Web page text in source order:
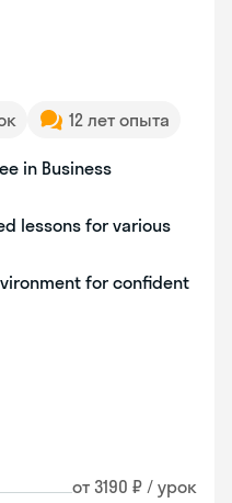
12 лет опыта
in Business
lessons for various
for confident
от 3190 ₽ / урок